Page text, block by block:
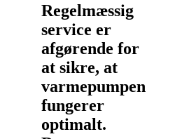
Regelmæssig
service er
afgørende for
at sikre, at
varmepumpen
fungerer
optimalt.